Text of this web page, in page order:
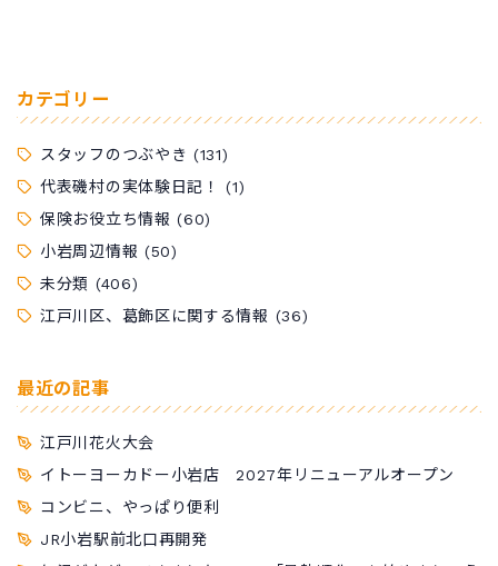
カテゴリー
スタッフのつぶやき (131)
代表磯村の実体験日記！
(1)
保険お役立ち情報 (60)
小岩周辺情報 (50)
未分類 (406)
江戸川区、葛飾区に関する情報 (36)
最近の記事
江戸川花火大会
イトーヨーカドー小岩店 2027年リニューアルオープン
コンビニ、やっぱり便利
JR小岩駅前北口再開発